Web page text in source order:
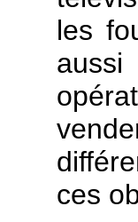
les
ces